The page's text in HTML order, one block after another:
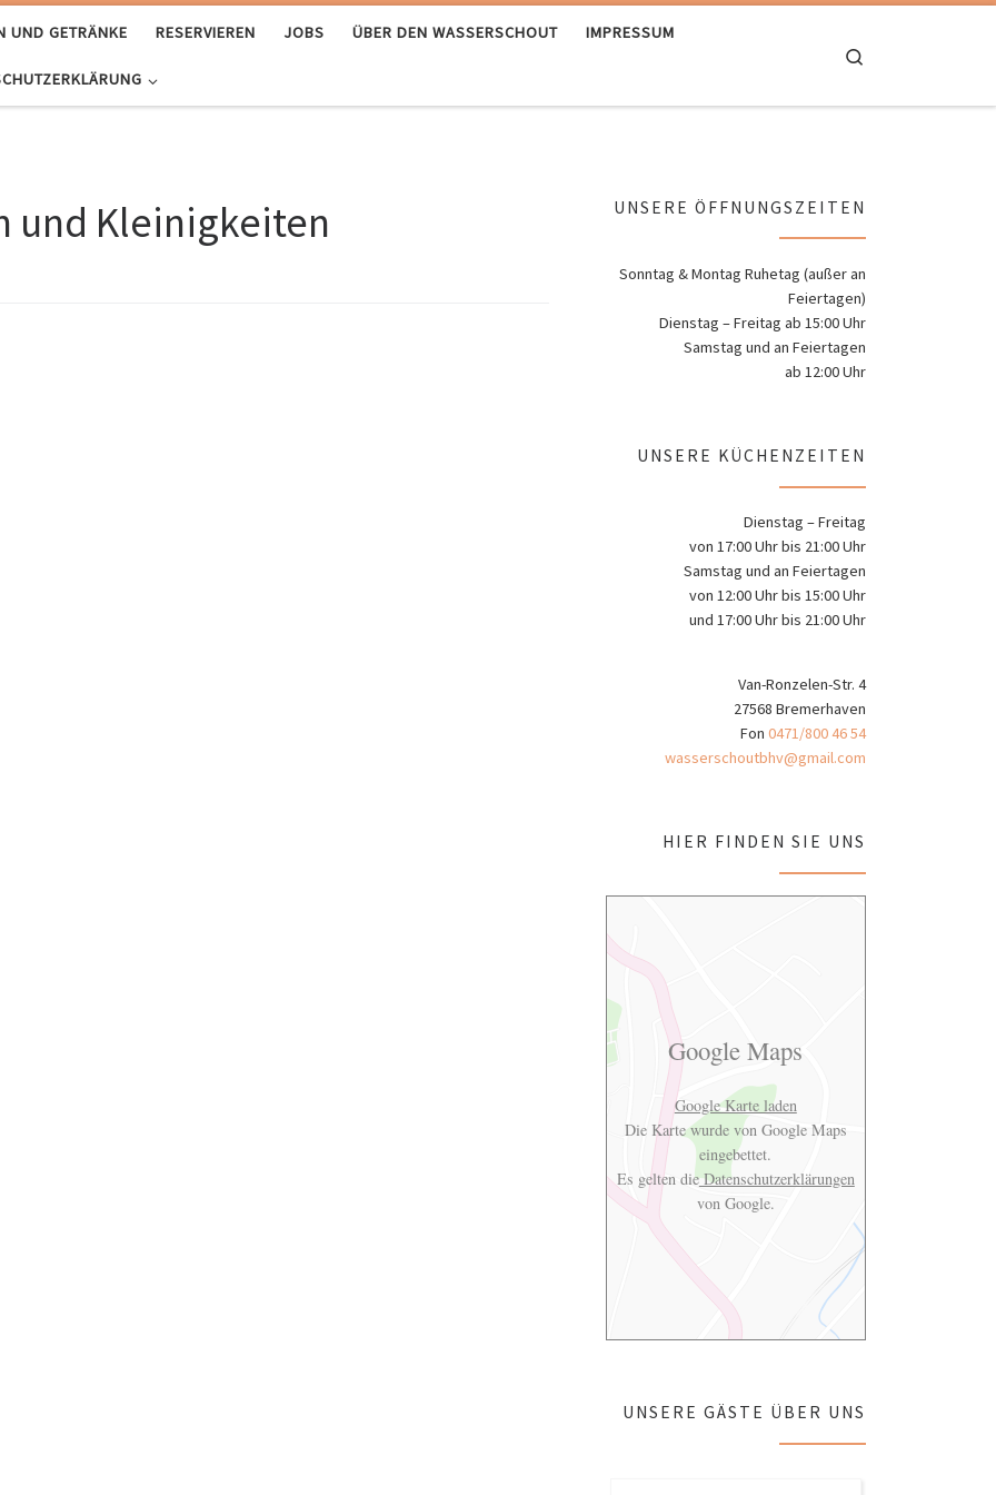
UND GETRÄNKE RESERVIEREN JOBS ÜBER DEN WASSERSCHOUT IMPRESSUM
und Kleinigkeiten UNSERE ÖFFNUNGSZEITEN
Sonntag & Montag Ruhetag (außer an
Feiertagen)
Dienstag – Freitag ab 15:00 Uhr
Samstag und an Feiertagen
ab 12:00 Uhr
UNSERE KÜCHENZEITEN
Dienstag – Freitag
von 17:00 Uhr bis 21:00 Uhr
Samstag und an Feiertagen
von 12:00 Uhr bis 15:00 Uhr
und 17:00 Uhr bis 21:00 Uhr
Van-Ronzelen-Str. 4
27568 Bremerhaven
Fon 0471/800 46 54
wasserschoutbhv@gmail.com
HIER FINDEN SIE UNS
Google Maps
Google Karte laden
Die Karte wurde von Google Maps
eingebettet.
Es gelten dieDatenschutzerklärungen
von Google.
UNSERE GÄSTE ÜBER UNS